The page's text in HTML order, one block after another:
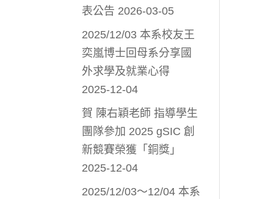
表公告 2026-03-05
2025/12/03 本系校友王
奕嵐博士回母系分享國
外求學及就業心得
2025-12-04
賀 陳右穎老師 指導學生
團隊參加 2025 gSIC 創
新競賽榮獲「銅獎」
2025-12-04
2025/12/03～12/04 本系